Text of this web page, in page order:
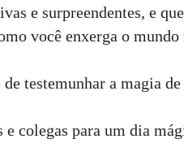
e surpreendentes, e
você enxerga o mundo
testemunhar a magia
colegas para um dia